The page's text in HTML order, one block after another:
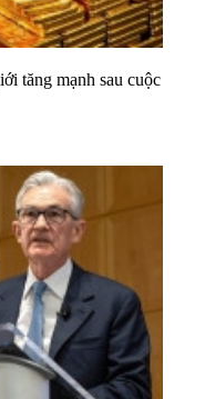
tăng mạnh sau cuộc